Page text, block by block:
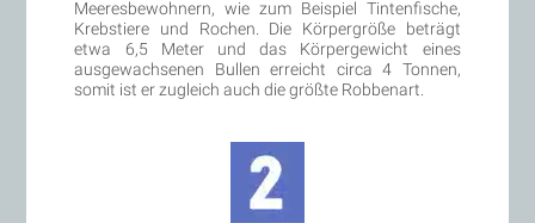
Meeresbewohnern, wie zum Beispiel Tintenfische,
Krebstiere und Rochen. Die Körpergröße beträgt
etwa 6,5 Meter und das Körpergewicht eines
ausgewachsenen Bullen erreicht circa 4 Tonnen,
somit ist er zugleich auch die größte Robbenart.